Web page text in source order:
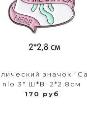
значок
nlo 3" Ш*В: 2*2.8см
170 руб